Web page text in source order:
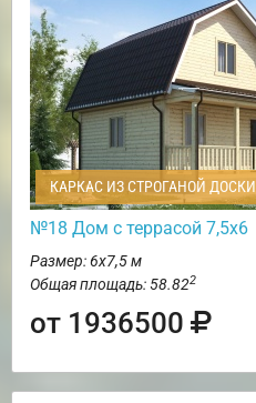
КАРКАС ИЗ СТРОГАНОЙ ДОСКИ
№18 Дом с террасой 7,5х6
Размер: 6х7,5 м
Общая площадь: 58.822
от 1936500